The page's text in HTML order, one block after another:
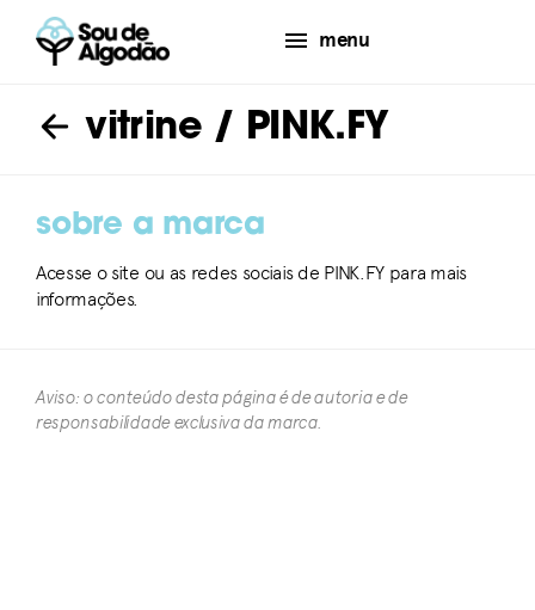
menu
vitrine/ PINK.FY
sobre a marca
Acesse o site ou as redes sociais de PINK.FY para mais
informações.
Aviso: o conteúdo desta página é de autoria e de
responsabilidade exclusiva da marca.​